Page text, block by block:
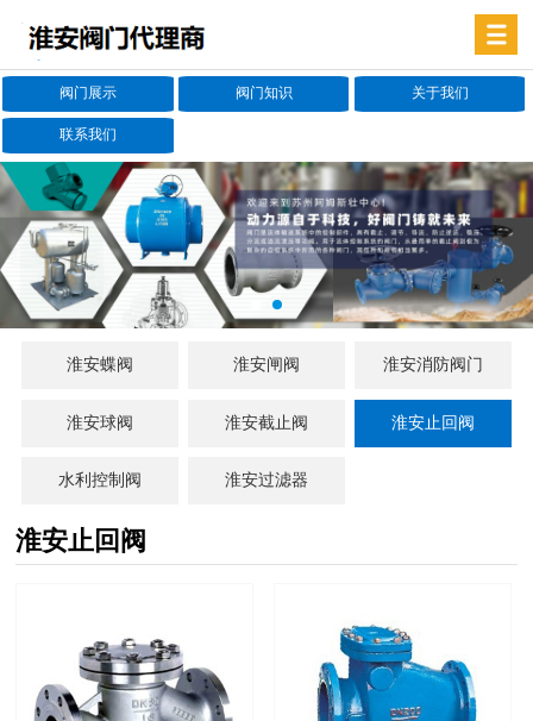
阀门展示 阀门知识 关于我们
联系我们
淮安蝶阀 淮安闸阀 淮安消防阀门
淮安球阀 淮安截止阀 淮安止回阀
水利控制阀 淮安过滤器
淮安止回阀